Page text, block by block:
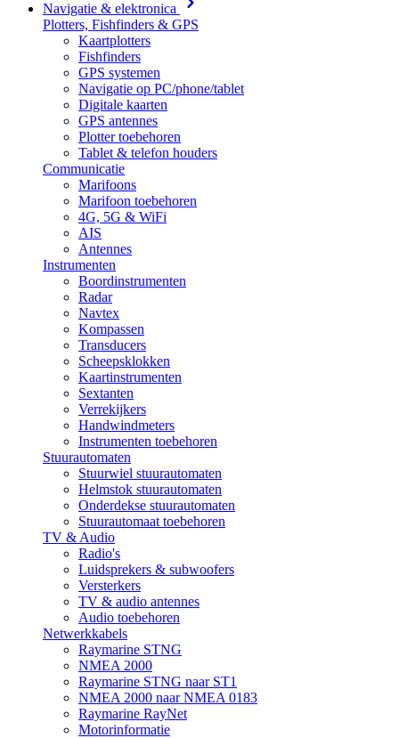
Navigatie & elektronica
Plotters, Fishfinders & GPS
Kaartplotters
Fishfinders
GPS systemen
Navigatie op PC/phone/tablet
Digitale kaarten
GPS antennes
Plotter toebehoren
Tablet & telefon houders
Communicatie
Marifoons
Marifoon toebehoren
4G, 5G & WiFi
AIS
Antennes
Instrumenten
Boordinstrumenten
Radar
Navtex
Kompassen
Transducers
Scheepsklokken
Kaartinstrumenten
Sextanten
Verrekijkers
Handwindmeters
Instrumenten toebehoren
Stuurautomaten
Stuurwiel stuurautomaten
Helmstok stuurautomaten
Onderdekse stuurautomaten
Stuurautomaat toebehoren
TV & Audio
Radio's
Luidsprekers & subwoofers
Versterkers
TV & audio antennes
Audio toebehoren
Netwerkkabels
Raymarine STNG
NMEA 2000
Raymarine STNG naar ST1
NMEA 2000 naar NMEA 0183
Raymarine RayNet
Motorinformatie